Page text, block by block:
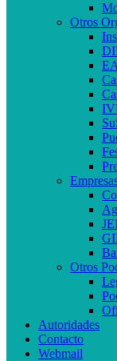
Otros
Otros
Autoridades
Contacto
Webmail